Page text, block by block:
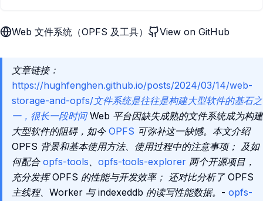
Web 文件系统（OPFS 及工具） View on GitHub
文章链接：
https://hughfenghen.github.io/posts/2024/03/14/web-
storage-and-opfs/文件系统是往往是构建大型软件的基石之
一，很长一段时间Web 平台因缺失成熟的文件系统成为构建
大型软件的阻碍，如今 OPFS 可弥补这一缺憾。本文介绍
OPFS 背景和基本使用方法、使用过程中的注意事项； 及如
何配合 opfs-tools、 opfs-tools-explorer 两个开源项目，
充分发挥 OPFS 的性能与开发效率； 还对比分析了 OPFS
主线程、Worker 与 indexeddb 的读写性能数据。- opfs-